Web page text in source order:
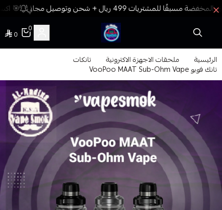
🎯
فيب المدينة
0
0
الرئيسية ملحقات الاجهزة الاكترونية تانكات
تانك فوبو VooPoo MAAT Sub-Ohm Vape